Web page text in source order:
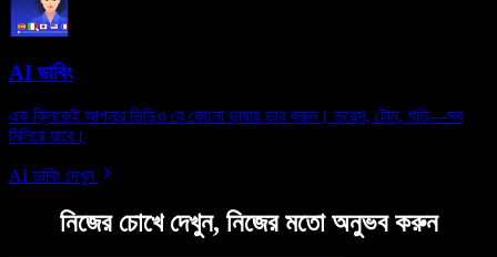
AI ডাবিং
এক ক্লিকেই আপনার ভিডিও যে কোনো ভাষায় ডাব করুন। ভয়েস, টোন, গতি—সব
মিলিয়ে যাবে।
AI ডাবিং দেখুন
নিজের চোখে দেখুন, নিজের মতো অনুভব করুন